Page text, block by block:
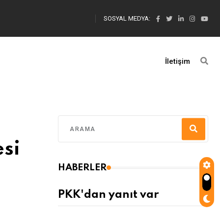
SOSYAL MEDYA:
İletişim
HABERLER
PKK'dan yanıt var